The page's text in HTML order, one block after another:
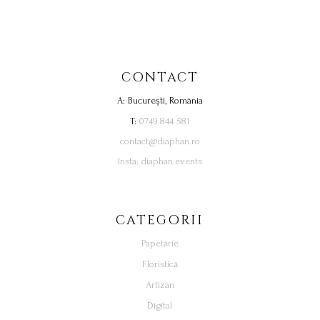
CONTACT
A: București, România
T: 0749 844 581
contact@diaphan.ro
Insta: diaphan.events
CATEGORII
Papetărie
Floristică
Artizan
Digital